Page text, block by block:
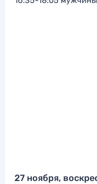
27 ноября,